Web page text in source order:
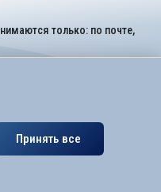
только: по почте,
Принять все